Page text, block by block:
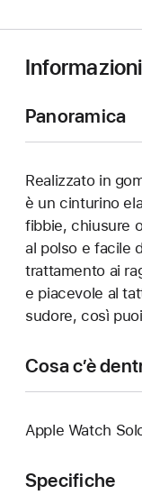
Panoramica
Realizzato in
è un cinturino
fibbie, chiusure
al polso e facile
trattamento ai
e piacevole al
sudore, così
Cosa c’è
Apple Watch
Specifiche